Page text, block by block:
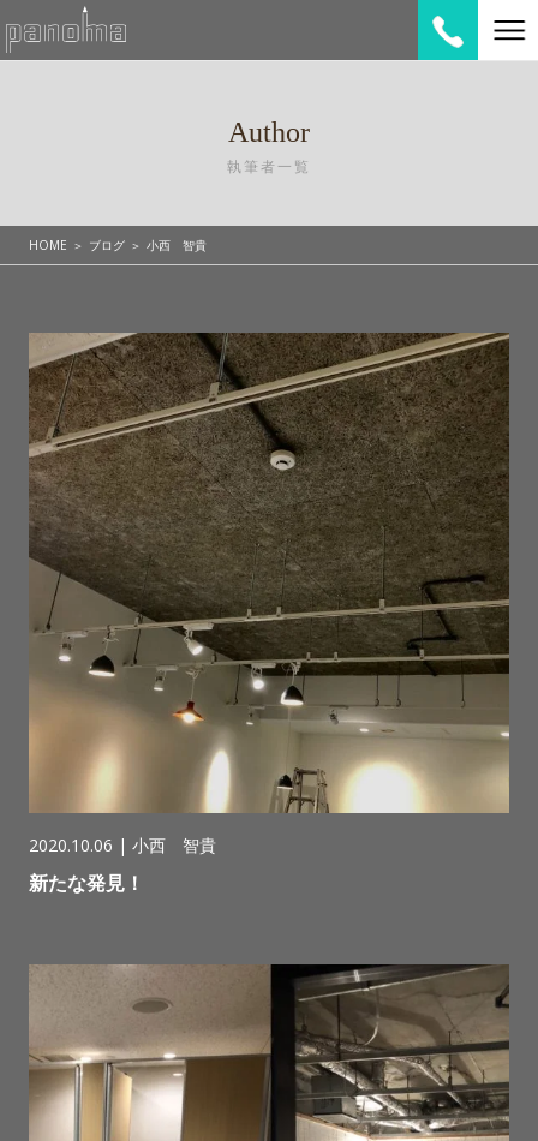
Author
執筆者一覧
HOME ブログ 小西 智貴
2020.10.06 | 小西 智貴
新たな発見！